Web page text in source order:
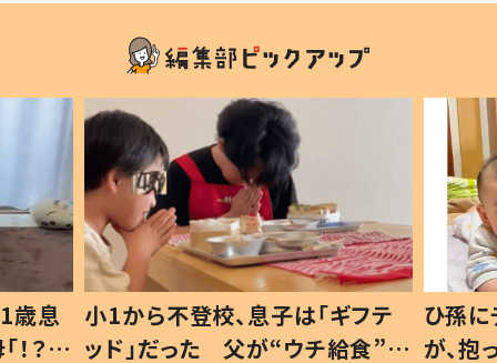
歳息
？」
小1から不登校、息子は「ギフテ
ッド」だった 父が“ウチ給食”を
ひ孫
が、